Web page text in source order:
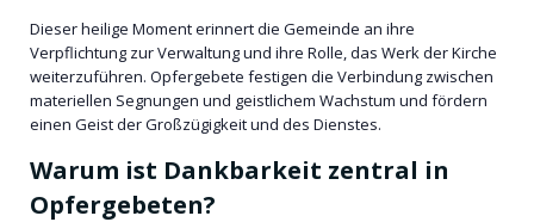
Dieser heilige Moment erinnert die Gemeinde an ihre
Verpflichtung zur Verwaltung und ihre Rolle, das Werk der Kirche
weiterzuführen. Opfergebete festigen die Verbindung zwischen
materiellen Segnungen und geistlichem Wachstum und fördern
einen Geist der Großzügigkeit und des Dienstes.
Warum ist Dankbarkeit zentral in
Opfergebeten?